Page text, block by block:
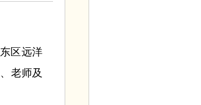
区远洋
老师及